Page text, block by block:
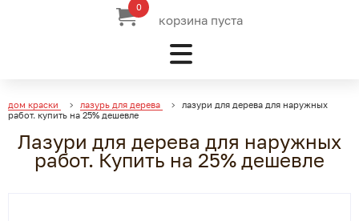
0
корзина пуста
дом краски лазурь для дерева
лазури для дерева для наружных
работ. купить на 25% дешевле
Лазури для дерева для наружных
работ. Купить на 25% дешевле